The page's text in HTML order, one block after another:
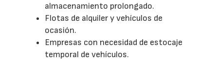
almacenamiento prolongado.
Flotas de alquiler y vehículos de
ocasión.
Empresas con necesidad de estocaje
temporal de vehículos.